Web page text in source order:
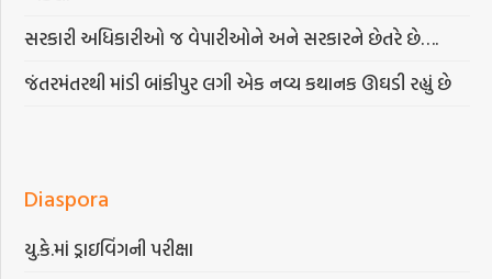
સરકારી અધિકારીઓ જ વેપારીઓને અને સરકારને છેતરે છે….
જંતરમંતરથી માંડી બાંકીપુર લગી એક નવ્ય કથાનક ઊઘડી રહ્યું છે
Diaspora
યુ.કે.માં ડ્રાઇવિંગની પરીક્ષા